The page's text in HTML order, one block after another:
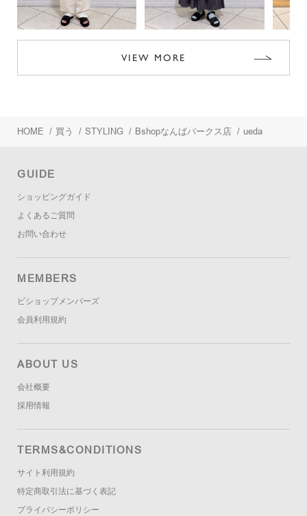
VIEW MORE
HOME / 買う / STYLING / Bshopなんばパークス店 / ueda
GUIDE
ショッピングガイド
よくあるご質問
お問い合わせ
MEMBERS
ビショップメンバーズ
会員利用規約
ABOUT US
会社概要
採用情報
TERMS&CONDITIONS
サイト利用規約
特定商取引法に基づく表記
プライバシーポリシー